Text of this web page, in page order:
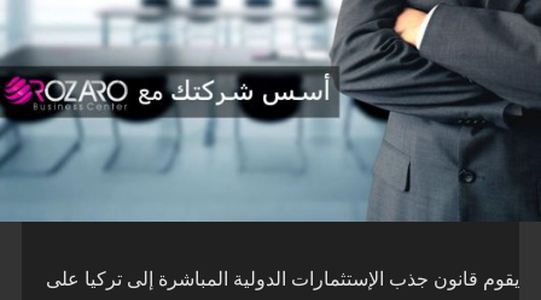
يقوم قانون جذب الإستثمارات الدولية المباشرة إلى تركيا على